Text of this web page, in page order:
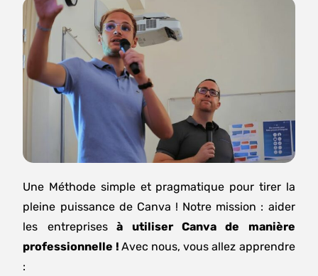
Une Méthode simple et pragmatique pour tirer la
pleine puissance de Canva ! Notre mission : aider
les entreprisesà utiliser Canva de manière
professionnelle ! Avec nous, vous allez apprendre
: